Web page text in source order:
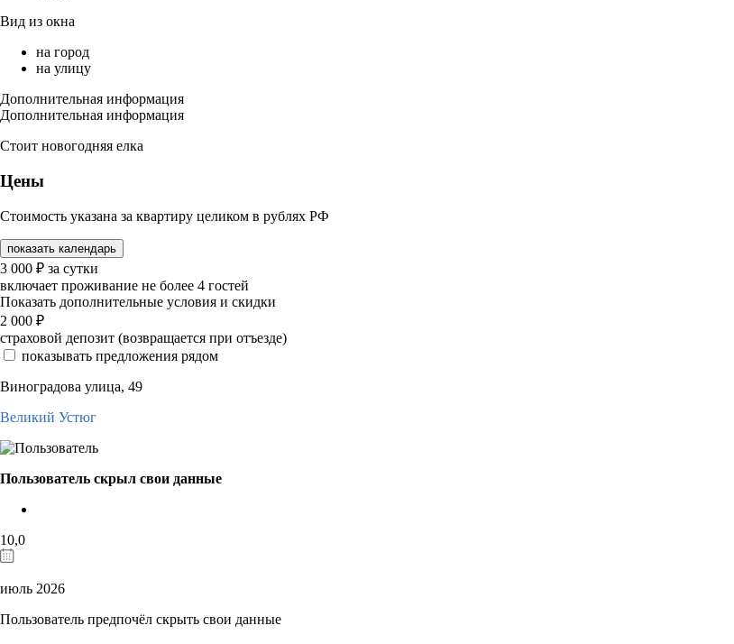
Вид из окна
на город
на улицу
Дополнительная информация
Дополнительная информация
Стоит новогодняя елка
Цены
Стоимость указана за квартиру целиком в рублях РФ
показать календарь
3 000 ₽ за сутки
включает проживание не более 4 гостей
Показать дополнительные условия и скидки
2 000 ₽
страховой депозит (возвращается при отъезде)
показывать предложения рядом
Виноградова улица, 49
Великий Устюг
Пользователь скрыл свои данные
10,0
июль 2026
Пользователь предпочёл скрыть свои данные